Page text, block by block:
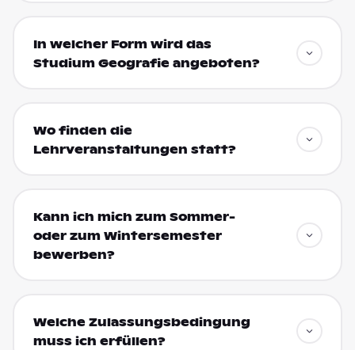
In welcher Form wird das
Studium Geografie angeboten?
Wo finden die
Lehrveranstaltungen statt?
Kann ich mich zum Sommer-
oder zum Wintersemester
bewerben?
Welche Zulassungsbedingung
muss ich erfüllen?